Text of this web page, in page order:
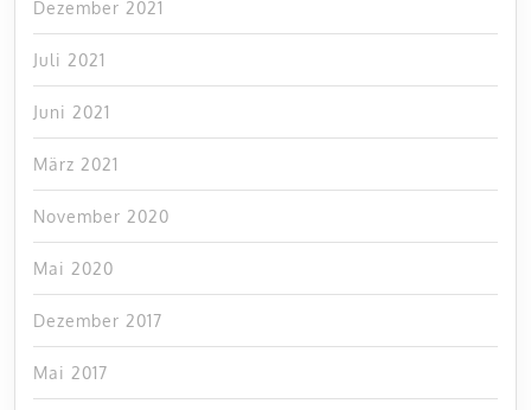
Dezember 2021
Juli 2021
Juni 2021
März 2021
November 2020
Mai 2020
Dezember 2017
Mai 2017